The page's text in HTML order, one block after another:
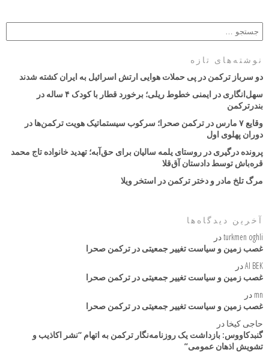
نوشته‌های تازه
دو سرباز ترکمن در پی حملات هوایی ارتش اسرائیل به ایران کشته شدند
سهل‌انگاری در ایمنی خطوط ریلی؛ برخورد قطار با کودک ۴ ساله در
بندرترکمن
وقایع ۷ مارس در ترکمن صحرا؛ سرکوب سیستماتیک هویت ترکمن‌ها در
دوران پهلوی اول
پرونده درگیری در روستای یلمه سالیان برای حق‌آبه؛ تهدید خانواده تاج محمد
قره‌باش توسط دادستان آق‌قلا
مرگ تلخ مادر و دختر ترکمن در استخر ویلا
آخرین دیدگاه‌ها
turkmen oghliدر
غصب زمین و سیاست تغییر جمعیتی در ترکمن صحرا
AI BEKدر
غصب زمین و سیاست تغییر جمعیتی در ترکمن صحرا
mn در
غصب زمین و سیاست تغییر جمعیتی در ترکمن صحرا
حاجی کیخا در
گنبدکاووس: بازداشت یک روزنامه‌نگار ترکمن به اتهام “نشر اکاذیب و
تشویش اذهان عمومی”